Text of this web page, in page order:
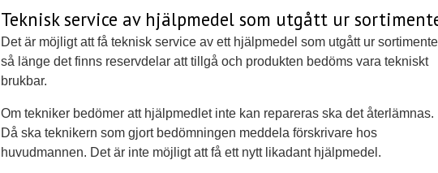
Teknisk service av hjälpmedel som utgått ur
Det är möjligt att få teknisk service av ett hjälpmedel som utgått ur
så länge det finns reservdelar att tillgå och produkten bedöms vara tekniskt
brukbar.
Om tekniker bedömer att hjälpmedlet inte kan repareras ska det återlämnas.
Då ska teknikern som gjort bedömningen meddela förskrivare hos
huvudmannen. Det är inte möjligt att få ett nytt likadant hjälpmedel.